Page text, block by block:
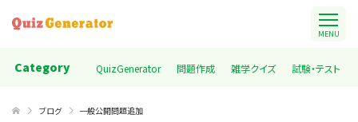
MENU
Category QuizGenerator 問題作成 雑学クイズ 試験・テスト
ブログ 一般公開問題追加